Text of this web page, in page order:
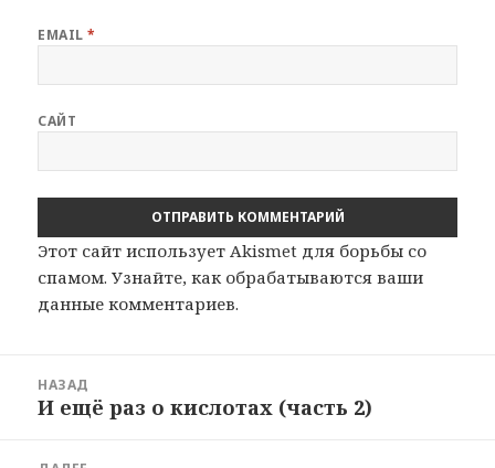
EMAIL*
САЙТ
Этот сайт использует Akismet для борьбы со
спамом.Узнайте, как обрабатываются ваши
данные комментариев.
записям
НАЗАД
Предыдущая
И ещё раз о кислотах (часть 2)